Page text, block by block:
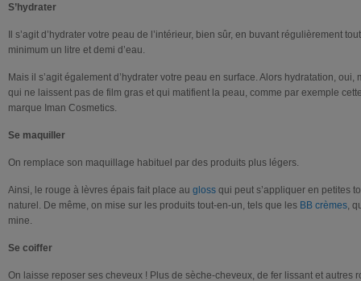
S’hydrater
Il s’agit d’hydrater votre peau de l’intérieur, bien sûr, en buvant régulièrement
minimum un litre et demi d’eau.
Mais il s’agit également d’hydrater votre peau en surface. Alors hydratation,
qui ne laissent pas de film gras et qui matifient la peau, comme par exemple
marque Iman Cosmetics.
Se maquiller
On remplace son maquillage habituel par des produits plus légers.
Ainsi, le rouge à lèvres épais fait place au gloss qui peut s’appliquer en petites
naturel. De même, on mise sur les produits tout-en-un, tels que les BB crèmes ,
mine.
Se coiffer
On laisse reposer ses cheveux ! Plus de sèche-cheveux, de fer lissant et autres